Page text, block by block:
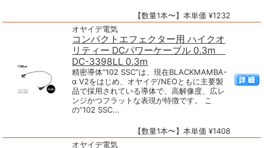
【数量1本〜】本単価 ¥1232
オヤイデ電気
コンパクトエフェクター用 ハイクオ
リティー DCパワーケーブル 0.3m
DC-3398LL 0.3m
精密導体“102 SSC”は、現在BLACKMAMBA-
α V2をはじめ、オヤイデ/NEOともに主要製
品で採用されている導体で、高解像度、広レ
ンジかつフラットな表現が特徴です。 こ
の”102 SSC...
【数量1本〜】本単価 ¥1408
オヤイデ電気